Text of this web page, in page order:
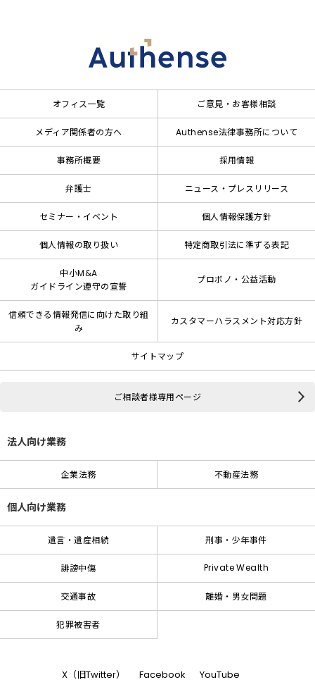
オフィス一覧 ご意見・お客様相談
メディア関係者の方へ Authense法律事務所について
事務所概要 採用情報
弁護士 ニュース・プレスリリース
セミナー・イベント 個人情報保護方針
個人情報の取り扱い 特定商取引法に準ずる表記
中小M&A
ガイドライン遵守の宣誓
プロボノ・公益活動
信頼できる情報発信に向けた取り組
み
カスタマーハラスメント対応方針
サイトマップ
ご相談者様専用ページ
法人向け業務
企業法務 不動産法務
個人向け業務
遺言・遺産相続 刑事・少年事件
誹謗中傷 Private Wealth
交通事故 離婚・男女問題
犯罪被害者
X（旧Twitter） Facebook YouTube